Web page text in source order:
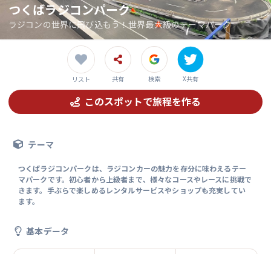
つくばラジコンパーク
ラジコンの世界に飛び込もう！世界最大級のテーマパーク
リスト 共有 検索 X共有
このスポットで旅程を作る
テーマ
つくばラジコンパークは、ラジコンカーの魅力を存分に味わえるテー
マパークです。初心者から上級者まで、様々なコースやレースに挑戦で
きます。手ぶらで楽しめるレンタルサービスやショップも充実してい
ます。
基本データ